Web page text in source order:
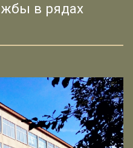
в рядах